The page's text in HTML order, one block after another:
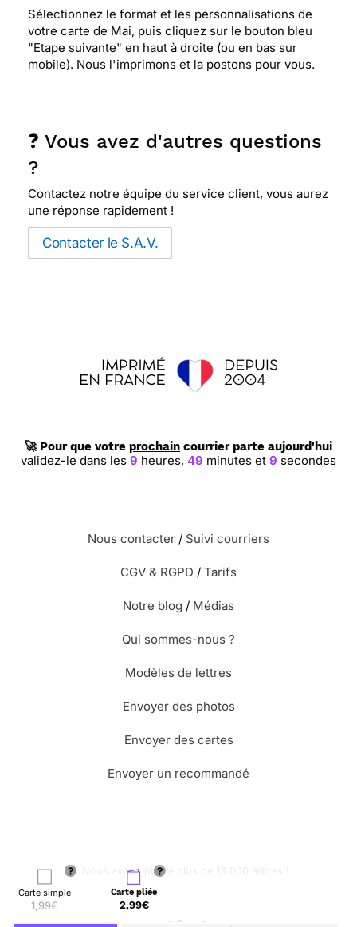
Carte simple
1,99€
Carte pliée
2,99€
Sélectionnez le format et les personnalisations de
votre carte de Mai, puis cliquez sur le bouton bleu
"Etape suivante" en haut à droite (ou en bas sur
mobile). Nous l'imprimons et la postons pour vous.
❓ Vous avez d'autres questions
?
Contactez notre équipe du service client, vous aurez
une réponse rapidement !
Contacter le S.A.V.
🚀 Pour que votre prochain courrier parte aujourd'hui
validez-le dans les 9 heures, 49 minutes et 8 secondes
Nous contacter / Suivi courriers
CGV & RGPD / Tarifs
Notre blog / Médias
Qui sommes-nous ?
Modèles de lettres
Envoyer des photos
Envoyer des cartes
Envoyer un recommandé
🌳 Nous avons planté plus de 13.000 arbres !